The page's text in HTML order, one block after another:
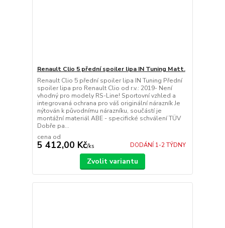
Renault Clio 5 přední spoiler lipa IN Tuning Matt.
Renault Clio 5 přední spoiler lipa IN Tuning Přední
spoiler lipa pro Renault Clio od r.v.: 2019- Není
vhodný pro modely RS-Line! Sportovní vzhled a
integrovaná ochrana pro váš originální nárazník Je
nýtován k původnímu nárazníku, součástí je
montážní materiál ABE - specifické schválení TÜV
Dobře pa...
cena od
5 412,00 Kč/ks DODÁNÍ 1-2 TÝDNY
Zvolit variantu